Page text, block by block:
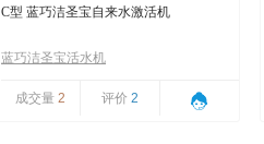
C型 蓝巧洁圣宝自来水激活机
蓝巧洁圣宝活水机
成交量 2 评价 2